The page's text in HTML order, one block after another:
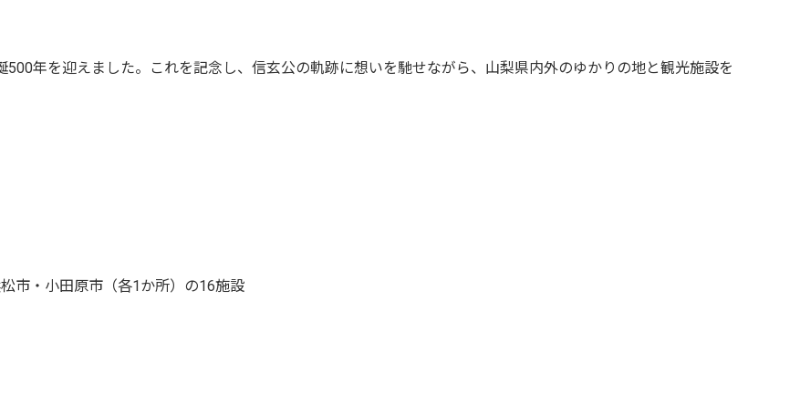
年を迎えました。これを記念し、信玄公の軌跡に想いを馳せながら、山梨県内外のゆかりの地と観光施設を
市・小田原市（各1か所）の16施設